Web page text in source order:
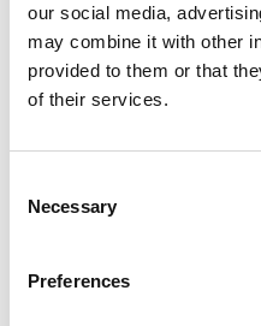
our social media,
may combine it with other
provided to them or that
of their services.
Selection
Necessary
Preferences
Gegevens